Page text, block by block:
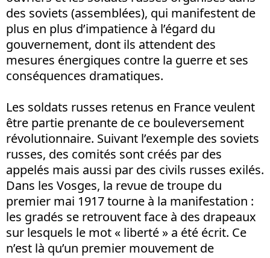
des soviets (assemblées), qui manifestent de
plus en plus d’impatience à l’égard du
gouvernement, dont ils attendent des
mesures énergiques contre la guerre et ses
conséquences dramatiques.
Les soldats russes retenus en France veulent
être partie prenante de ce bouleversement
révolutionnaire. Suivant l’exemple des soviets
russes, des comités sont créés par des
appelés mais aussi par des civils russes exilés.
Dans les Vosges, la revue de troupe du
premier mai 1917 tourne à la manifestation :
les gradés se retrouvent face à des drapeaux
sur lesquels le mot « liberté » a été écrit. Ce
n’est là qu’un premier mouvement de